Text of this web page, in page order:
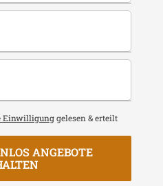
Einwilligung gelesen & erteilt
ANGEBOTE